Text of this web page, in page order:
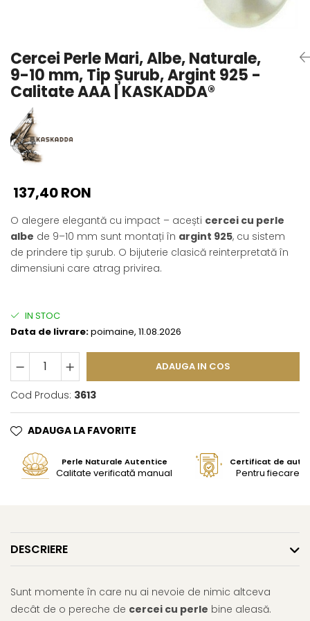
Pandantive cu Perle
Brose cu Perle
Cercei Perle Mari, Albe, Naturale,
9-10 mm, Tip Șurub, Argint 925 -
Calitate AAA | KASKADDA®
137,40 RON
O alegere elegantă cu impact – acești cercei cu perle
albe de 9–10 mm sunt montați în argint 925, cu sistem
de prindere tip șurub. O bijuterie clasică reinterpretată în
dimensiuni care atrag privirea.
IN STOC
Data de livrare:poimaine, 11.08.2026
ADAUGA IN COS
Cod Produs: 3613
ADAUGA LA FAVORITE
Perle Naturale Autentice
Calitate verificată manual
Certificat de
Pentru fiecare
DESCRIERE
Sunt momente în care nu ai nevoie de nimic altceva
decât de o pereche de cercei cu perle bine aleasă.